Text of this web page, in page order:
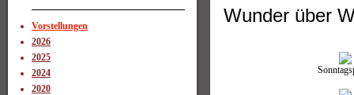
Vorstellungen
2026
2025
2024
2020
Wunder über